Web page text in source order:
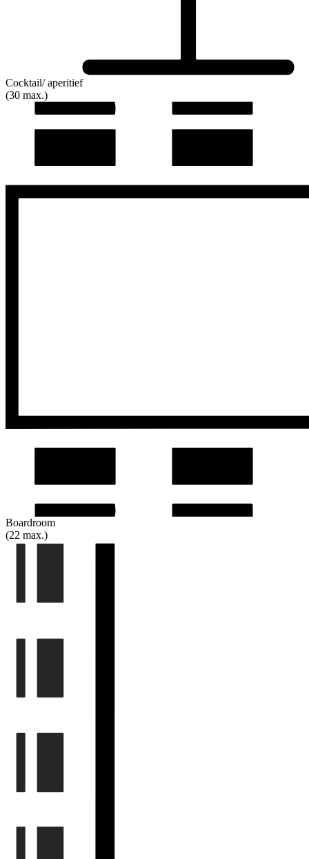
Cocktail/ aperitief
(30 max.)
Boardroom
(22 max.)